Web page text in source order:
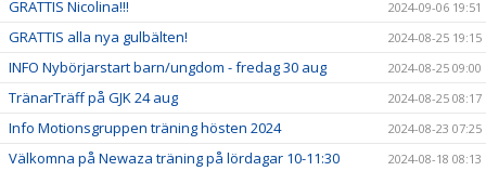
GRATTIS Nicolina!!! 2024-09-06 19:51
GRATTIS alla nya gulbälten! 2024-08-25 19:15
INFO Nybörjarstart barn/ungdom - fredag 30 aug 2024-08-25 09:00
TränarTräff på GJK 24 aug 2024-08-25 08:17
Info Motionsgruppen träning hösten 2024 2024-08-23 07:25
Välkomna på Newaza träning på lördagar 10-11:30 2024-08-18 08:13